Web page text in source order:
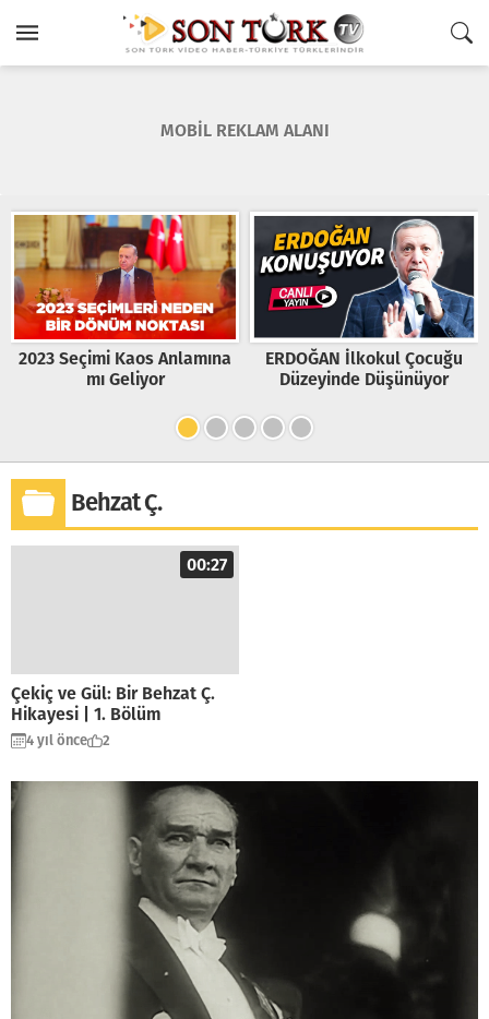
MOBİL REKLAM ALANI
ERDOĞAN İlkokul Çocuğu
Düzeyinde Düşünüyor
Bize Kader Diyen Adam Beş
Yüz Korumayla Geziyor
Behzat Ç.
00:27
Çekiç ve Gül: Bir Behzat Ç.
Hikayesi | 1. Bölüm
4 yıl önce 2